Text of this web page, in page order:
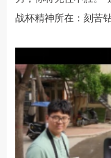
战杯精神所在：刻苦